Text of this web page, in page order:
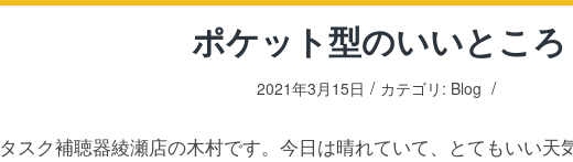
ポケット型のいいところ
2021年3月15日 / カテゴリ: Blog /
タスク補聴器綾瀬店の木村です。今日は晴れていて、とてもいい天